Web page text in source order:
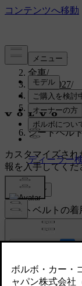
サポート
全車/
EX30 2027/
ユーザーマ
安全上の注
シートベ
シートベル
カスタマイズされ
報を入手してくだ
サインイン
アップデートさ
シートベルトの
シートベル